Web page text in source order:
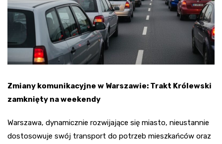
Zmiany komunikacyjne w Warszawie: Trakt Królewski
zamknięty na weekendy
Warszawa, dynamicznie rozwijające się miasto, nieustannie
dostosowuje swój transport do potrzeb mieszkańców oraz